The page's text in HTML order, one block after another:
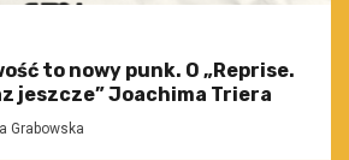
to nowy punk. O „Reprise.
jeszcze” Joachima Triera
Grabowska